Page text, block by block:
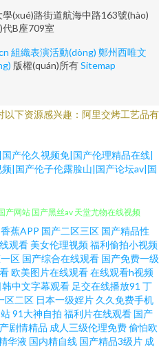
(xué)路街道航海中路163號(hào)
代B座709室
組織表演活動(dòng) 鄭州西唯文
版權(quán)所有Sitemap
下资源感兴趣：阿里交烤工艺品有
产伦久视频免|国产伦理精品在线|
|国产伦子伦露脸山|国产论坛av|国
频播放 日韩色欲网 91啦中文字幕 福
产网站 国产黑丝av 天堂尤物在线视频
操操影院av 青青草先生一起 91看片
频 久草成人网 亚洲欧美成人AAA 97
蕉APP 国产二区三区 国产精品性
观看 美女伦理视频福利偷拍小视频
区 国产综合在线观看 国产免费一级
欧美图片在线观看在线观看h视频
韩中文字幕观看 足交在线播放91 丁
区二区 日本一级婬片 久久免费手机
91大神自拍 福利片在线观看 国产
剧情精品 成人三级伦理免费偷怕欧
华液 国内精自线 国产精品3级片 成